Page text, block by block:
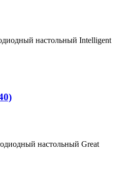
настольный Intelligent
настольный Great